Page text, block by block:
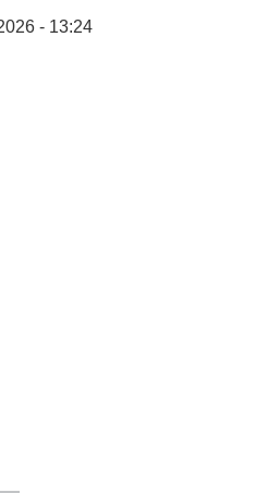
- 13:24